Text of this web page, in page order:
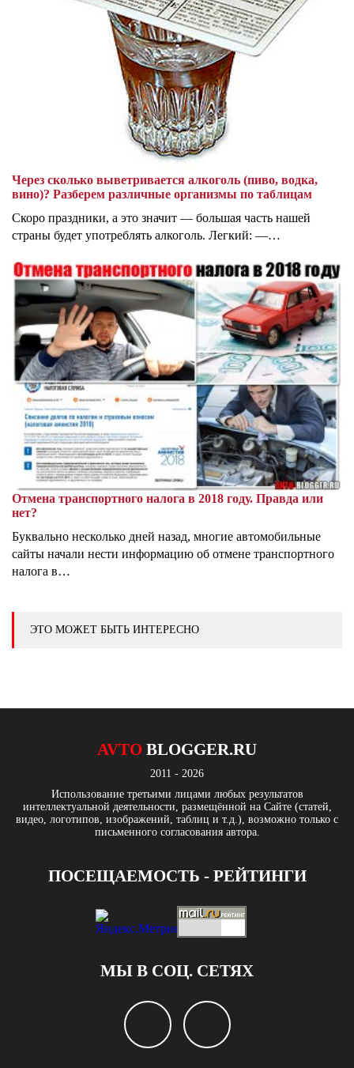
Через сколько выветривается алкоголь (пиво, водка,
вино)? Разберем различные организмы по таблицам
Скоро праздники, а это значит — большая часть нашей
страны будет употреблять алкоголь. Легкий: —…
Отмена транспортного налога в 2018 году. Правда или
нет?
Буквально несколько дней назад, многие автомобильные
сайты начали нести информацию об отмене транспортного
налога в…
ЭТО МОЖЕТ БЫТЬ ИНТЕРЕСНО
AVTO BLOGGER.RU
2011 - 2026
Использование третьими лицами любых результатов
интеллектуальной деятельности, размещённой на Сайте (статей,
видео, логотипов, изображений, таблиц и т.д.), возможно только с
письменного согласования автора.
ПОСЕЩАЕМОСТЬ - РЕЙТИНГИ
МЫ В СОЦ. СЕТЯХ